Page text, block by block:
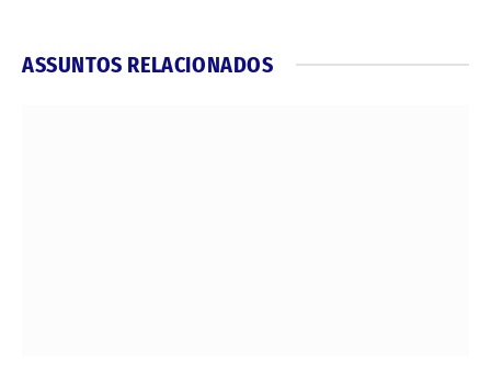
ASSUNTOS RELACIONADOS